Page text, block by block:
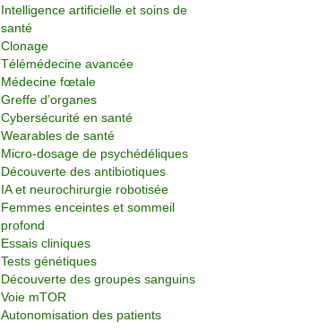
Intelligence artificielle et soins de
santé
Clonage
Télémédecine avancée
Médecine fœtale
Greffe d’organes
Cybersécurité en santé
Wearables de santé
Micro-dosage de psychédéliques
Découverte des antibiotiques
IA et neurochirurgie robotisée
Femmes enceintes et sommeil
profond
Essais cliniques
Tests génétiques
Découverte des groupes sanguins
Voie mTOR
Autonomisation des patients